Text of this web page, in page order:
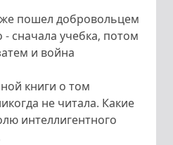
пошел добровольцем
- сначала учебка, потом
и война
книги о том
не читала. Какие
интеллигентного